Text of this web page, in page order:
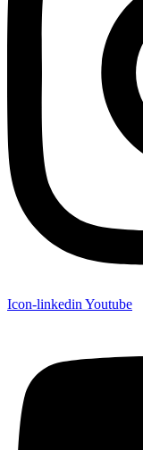
Icon-linkedin Youtube